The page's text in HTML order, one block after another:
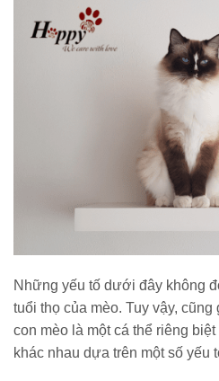
Những yếu tố dưới đây không
tuổi thọ của mèo. Tuy vậy,
con mèo là một cá thể riêng
khác nhau dựa trên một số yếu